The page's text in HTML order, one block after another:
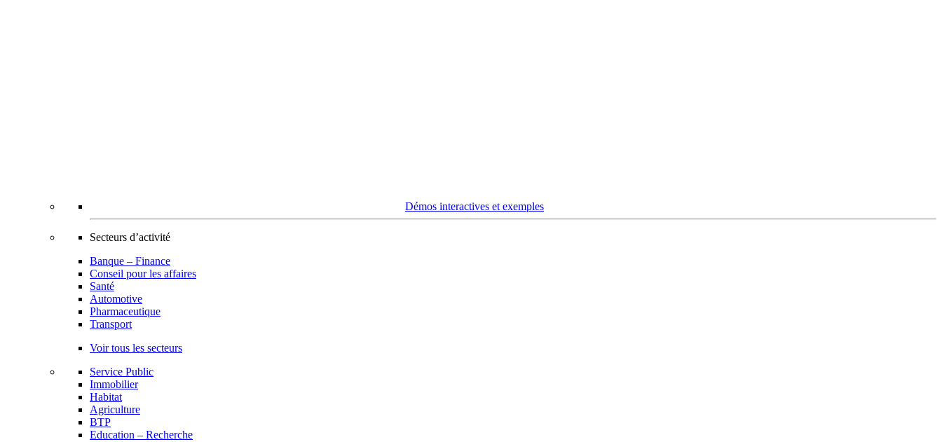
Démos interactives et exemples
Secteurs d’activité
Banque – Finance
Conseil pour les affaires
Santé
Automotive
Pharmaceutique
Transport
Voir tous les secteurs
Service Public
Immobilier
Habitat
Agriculture
BTP
Education – Recherche